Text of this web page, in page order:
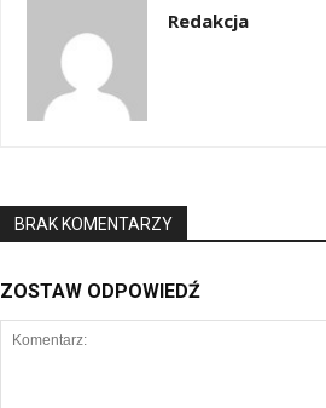
Redakcja
BRAK KOMENTARZY
ZOSTAW ODPOWIEDŹ